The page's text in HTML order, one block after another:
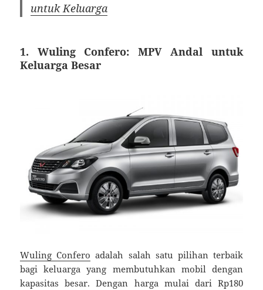
untuk Keluarga
1. Wuling Confero: MPV Andal untuk
Keluarga Besar
Wuling Confero adalah salah satu pilihan terbaik
bagi keluarga yang membutuhkan mobil dengan
kapasitas besar. Dengan harga mulai dari Rp180